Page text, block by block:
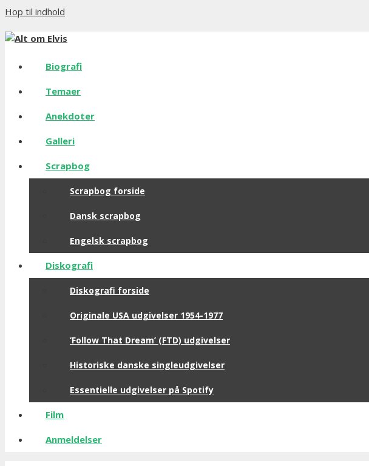
Hop til indhold
Biografi
Temaer
Anekdoter
Galleri
Scrapbog
Scrapbog forside
Dansk scrapbog
Engelsk scrapbog
Diskografi
Diskografi forside
Originale USA udgivelser 1954-1977
‘Follow That Dream’ (FTD) udgivelser
Historiske danske singleudgivelser
Essentielle udgivelser på Spotify
Film
Anmeldelser